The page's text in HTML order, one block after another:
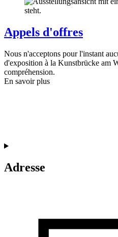
Appels d'offres
Nous n'acceptons pour l'instant
d'exposition à la Kunstbrücke am
compréhension.
En savoir plus
Adresse